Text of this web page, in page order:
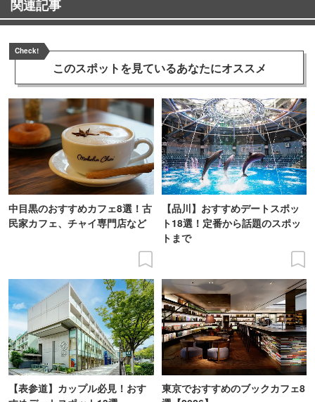
関連記事
Check!
このスポットを見ているあなたにオススメ
中目黒のおすすめカフェ8選！古
民家カフェ、チャイ専門店など
【品川】おすすめデートスポッ
ト18選！定番から話題のスポッ
トまで
【表参道】カップル必見！おす
東京でおすすめのブックカフェ8